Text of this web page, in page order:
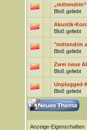
Bloß geliebt
Akustik-
Bloß geliebt
"mittendrin
Bloß geliebt
Zwei neue
Bloß geliebt
Unplugged-
Bloß geliebt
Anzeige-Eigenschaften